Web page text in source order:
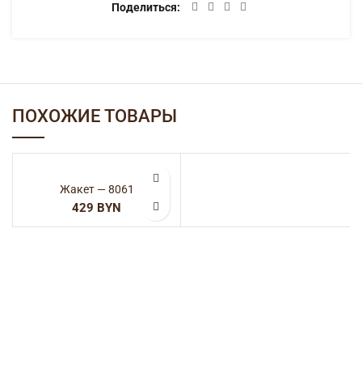
Поделиться
ПОХОЖИЕ ТОВАРЫ
Жакет — 8061
BYN